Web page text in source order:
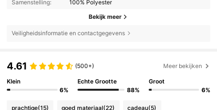
Samenstelling: 100% Polyester
Bekijk meer
Veiligheidsinformatie en contactgegevens
4.61 (500+) Meer bekijken
Klein
6%
Echte Grootte
88%
Groot
6%
prachtige(15) goed materiaal(22) cadeau(5)